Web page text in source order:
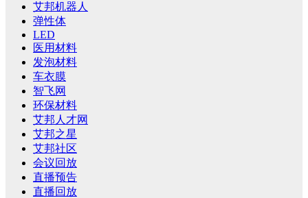
艾邦机器人
弹性体
LED
医用材料
发泡材料
车衣膜
智飞网
环保材料
艾邦人才网
艾邦之星
艾邦社区
会议回放
直播预告
直播回放